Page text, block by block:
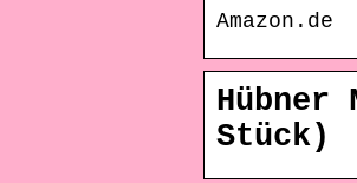
Amazon.de
Hübner
Stück)